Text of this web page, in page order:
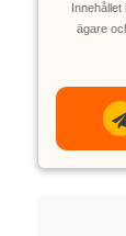
ägare